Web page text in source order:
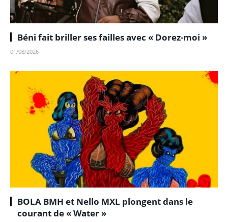
Béni fait briller ses failles avec « Dorez-moi »
01/08/2026
BOLA BMH et Nello MXL plongent dans le
courant de « Water »